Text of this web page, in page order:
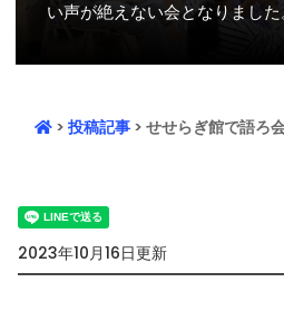
い声が絶えない会となりました
> 投稿記事 > せせらぎ館で語ろ
2023年10月16日更新